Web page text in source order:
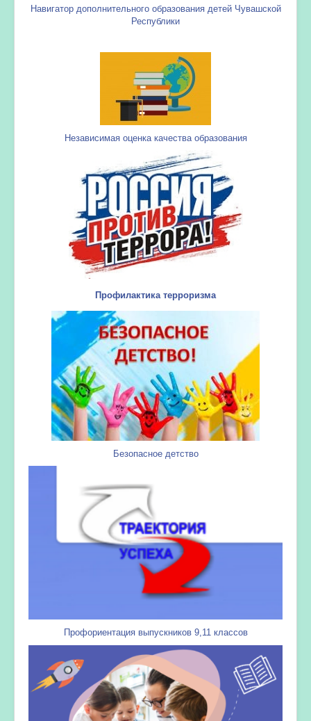
Навигатор дополнительного образования детей Чувашской
Республики
Независимая оценка качества образования
Профилактика терроризма
Безопасное детство
Профориентация выпускников 9,11 классов